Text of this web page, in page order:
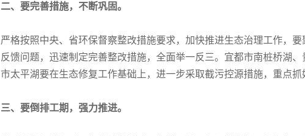
二、要完善措施，不断巩固。
严格按照中央、省环保督察整改措施要求，加快推进生态治理工作，
反馈问题，迅速制定完善整改措施，全面举一反三。宜都市南桩桥湖
市太平湖要在生态修复工作基础上，进一步采取截污控源措施，重点抓
三、要倒排工期，强力推进。